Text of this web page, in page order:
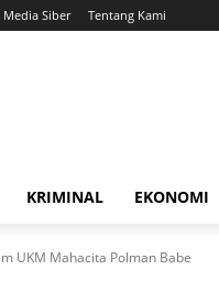
Siber Tentang Kami
KRIMINAL EKONOMI
UKM Mahacita Polman Babe